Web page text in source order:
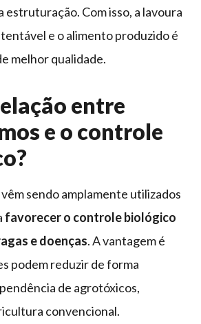
estruturação. Com isso, a lavoura
e o alimento produzido é
melhor qualidade.
entre
e o controle
sendo amplamente utilizados
favorecer o controle biológico
e doenças. A vantagem é
podem reduzir de forma
de agrotóxicos,
convencional.